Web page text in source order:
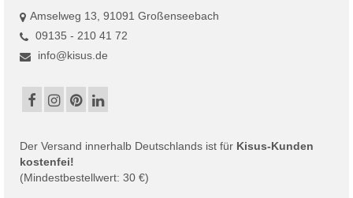
Amselweg 13, 91091 Großenseebach
09135 - 210 41 72
info@kisus.de
Der Versand innerhalb Deutschlands ist für Kisus-Kunden
kostenfei!
(Mindestbestellwert: 30 €)